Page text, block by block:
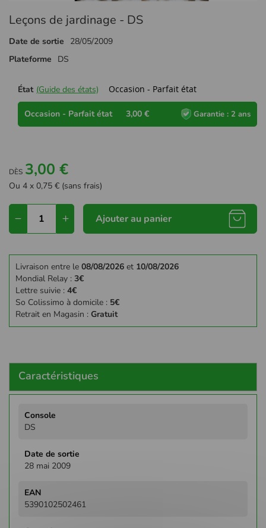
au
de
la
Leçons de jardinage - DS
Date de sortie
28/05/2009
Plateforme
DS
État (Guide des états) Occasion - Parfait état
Occasion - Parfait état 3,00 € Garantie : 2 ans
DÈS 3,00 €
Ou 4 x 0,75 € (sans frais)
Ajouter au panier
Livraison entre le 08/08/2026 et 10/08/2026
Mondial Relay : 3€
Lettre suivie : 4€
So Colissimo à domicile : 5€
Retrait en Magasin : Gratuit
Caractéristiques
d'infos
DS
28 mai 2009
5390102502461